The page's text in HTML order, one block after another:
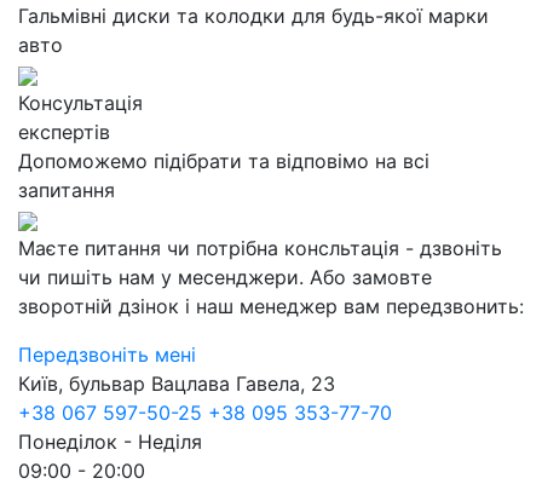
Гальмівні диски та колодки для будь-якої марки
авто
Консультація
експертів
Допоможемо підібрати та відповімо на всі
запитання
Маєте питання чи потрібна консльтація - дзвоніть
чи пишіть нам у месенджери. Або замовте
зворотній дзінок і наш менеджер вам передзвонить:
Передзвоніть мені
Київ, бульвар Вацлава Гавела, 23
+38 067 597-50-25 +38 095 353-77-70
Понеділок - Неділя
09:00 - 20:00